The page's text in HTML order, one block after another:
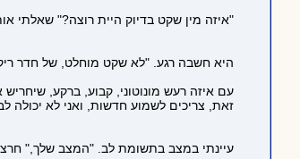
"איזה מין שקט בדיוק היית רוצה?" שאלתי
היא חשבה רגע. "לא שקט מוחלט, של חדר
עם איזה רעש מונוטוני, קבוע, ברקע,
זאת, צריכים לשמוע חדשות, ואני לא
עיינתי במצב בתשומת לב. "המצב שלך,"